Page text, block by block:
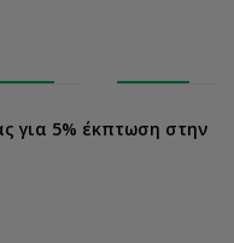
για 5% έκπτωση στην